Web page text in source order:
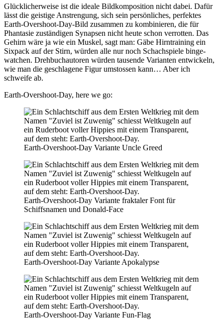
Glücklicherweise ist die ideale Bildkomposition nicht dabei. Dafür
lässt die geistige Anstrengung, sich sein persönliches, perfektes
Earth-Overshoot-Day-Bild zusammen zu kombinieren, die für
Phantasie zuständigen Synapsen nicht heute schon verrotten. Das
Gehirn wäre ja wie ein Muskel, sagt man: Gäbe Hirntraining ein
Sixpack auf der Stirn, würden alle nur noch Schachspiele binge-
watchen. Drehbuchautoren würden tausende Varianten entwickeln,
wie man die geschlagene Figur umstossen kann… Aber ich
schweife ab.
Earth-Overshoot-Day, here we go:
Earth-Overshoot-Day Variante Uncle Greed
Earth-Overshoot-Day Variante fraktaler Font für
Schiffsnamen und Donald-Face
Earth-Overshoot-Day Variante Apokalypse
Earth-Overshoot-Day Variante Fun-Flag